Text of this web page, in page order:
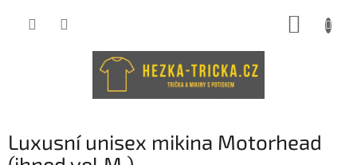
Luxusní unisex mikina Motorhead